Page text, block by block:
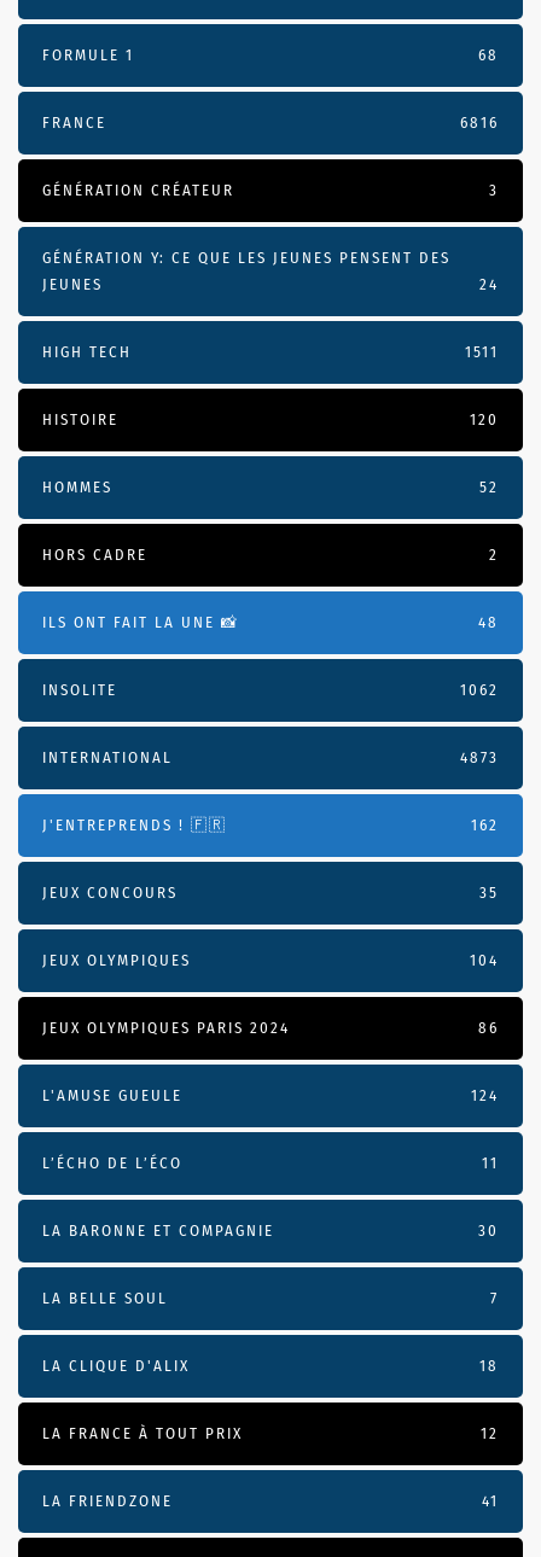
FORMULE 1 68
FRANCE 6816
GÉNÉRATION CRÉATEUR 3
GÉNÉRATION Y: CE QUE LES JEUNES PENSENT DES
JEUNES
24
HIGH TECH 1511
HISTOIRE 120
HOMMES 52
HORS CADRE 2
ILS ONT FAIT LA UNE 📸 48
INSOLITE 1062
INTERNATIONAL 4873
J'ENTREPRENDS ! 🇫🇷 162
JEUX CONCOURS 35
JEUX OLYMPIQUES 104
JEUX OLYMPIQUES PARIS 2024 86
L'AMUSE GUEULE 124
L’ÉCHO DE L’ÉCO 11
LA BARONNE ET COMPAGNIE 30
LA BELLE SOUL 7
LA CLIQUE D'ALIX 18
LA FRANCE À TOUT PRIX 12
LA FRIENDZONE 41